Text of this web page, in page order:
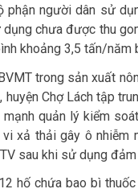
người dân sử
chưa được thu
khoảng 3,5 tấn/năm
trong sản xuất
Chợ Lách tập
quản lý kiểm
xả thải gây ô nhiễm
sau khi sử dụng đảm
hố chứa bao bì